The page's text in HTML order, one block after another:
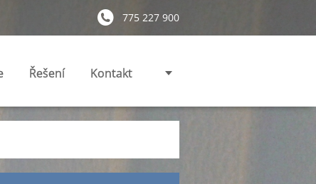
775 227 900
Řešení Kontakt